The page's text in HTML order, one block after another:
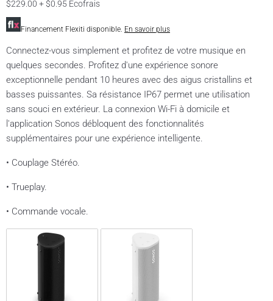
$229.00 + $0.95 Écofrais
Financement Flexiti disponible. En savoir plus
Connectez-vous simplement et profitez de votre musique en
quelques secondes. Profitez d'une expérience sonore
exceptionnelle pendant 10 heures avec des aigus cristallins et
basses puissantes. Sa résistance IP67 permet une utilisation
sans souci en extérieur. La connexion Wi-Fi à domicile et
l'application Sonos débloquent des fonctionnalités
supplémentaires pour une expérience intelligente.
• Couplage Stéréo.
• Trueplay.
• Commande vocale.